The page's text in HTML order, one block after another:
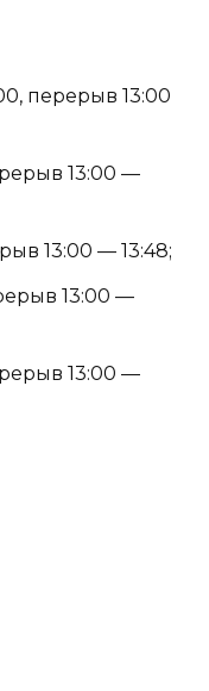
перерыв 13:00
13:00 —
13:00 — 13:48;
13:00 —
13:00 —